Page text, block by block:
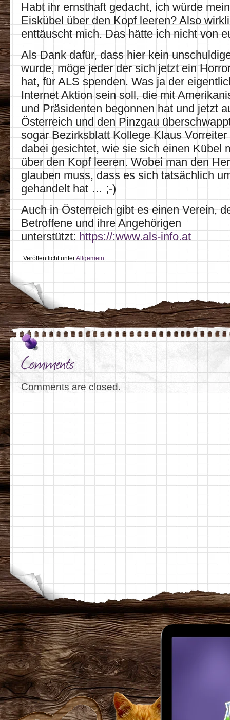
Habt ihr ernsthaft gedacht, ich würde
Eiskübel über den Kopf leeren? Also
enttäuscht mich. Das hätte ich nicht von
Als Dank dafür, dass hier kein
wurde, möge jeder der sich jetzt ein
hat, für ALS spenden. Was ja der
Internet Aktion sein soll, die mit
und Präsidenten begonnen hat und jetzt
Österreich und den Pinzgau
sogar Bezirksblatt Kollege Klaus
dabei gesichtet, wie sie sich einen Kübel
über den Kopf leeren. Wobei man den
glauben muss, dass es sich tatsächlich
gehandelt hat … ;-)
Auch in Österreich gibt es einen Verein,
Betroffene und ihre Angehörigen
unterstützt: https://:www.als-info.at
Veröffentlicht unterAllgemein
Comments
Comments are closed.